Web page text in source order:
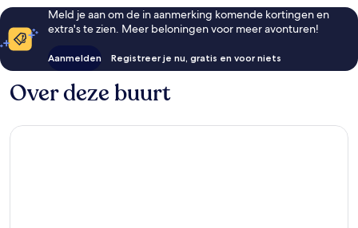
Meld je aan om de in aanmerking komende kortingen en
extra's te zien. Meer beloningen voor meer avonturen!
Aanmelden Registreer je nu, gratis en voor niets
Over deze buurt